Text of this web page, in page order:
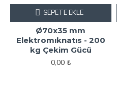
Ø70x35 mm
Elektromıknatıs - 200
kg Çekim Gücü
0,00 ₺
SEPETE EKLE